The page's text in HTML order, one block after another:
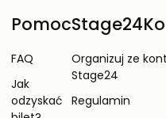
Pomoc
FAQ
Jak
odzyskać
Stage24
Organizuj ze
Stage24
Regulamin